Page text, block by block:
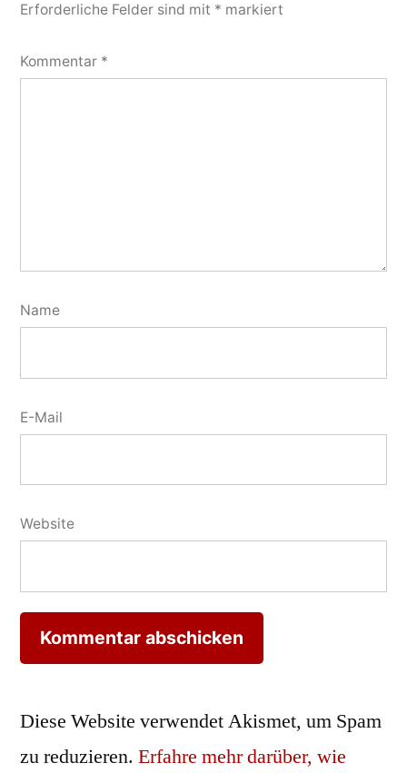
Erforderliche Felder sind mit * markiert
Kommentar *
Name
E-Mail
Website
Diese Website verwendet Akismet, um Spam
zu reduzieren. Erfahre mehr darüber, wie